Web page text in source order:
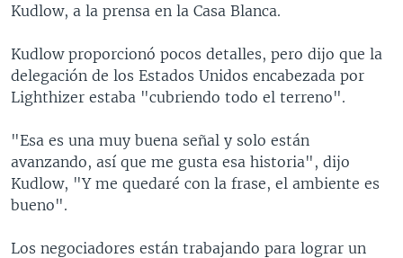
Kudlow, a la prensa en la Casa Blanca.
Kudlow proporcionó pocos detalles, pero dijo que la
delegación de los Estados Unidos encabezada por
Lighthizer estaba "cubriendo todo el terreno".
"Esa es una muy buena señal y solo están
avanzando, así que me gusta esa historia", dijo
Kudlow, "Y me quedaré con la frase, el ambiente es
bueno".
Los negociadores están trabajando para lograr un